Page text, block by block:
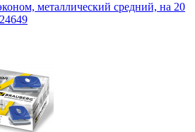
металлический средний, на 20